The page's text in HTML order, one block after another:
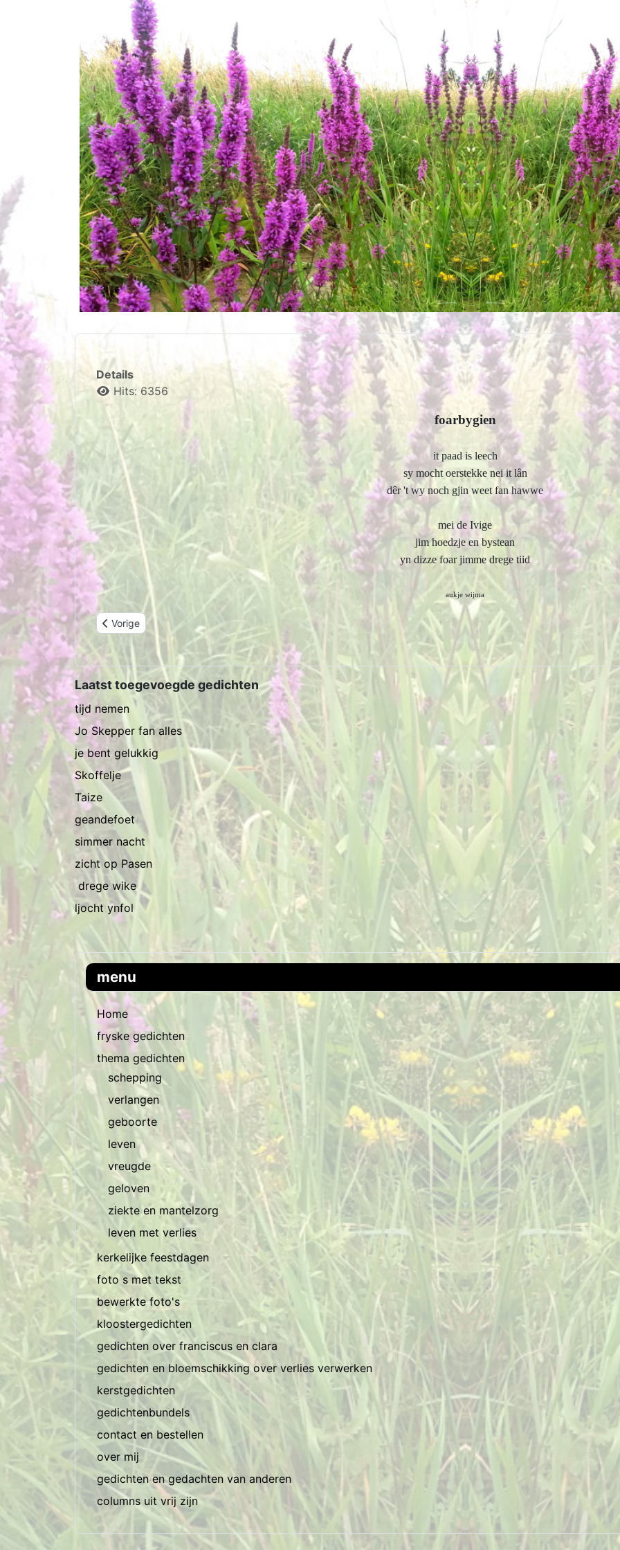
menu
Home
fryske gedichten
thema gedichten
schepping
verlangen
geboorte
leven
vreugde
geloven
ziekte en mantelzorg
leven met verlies
kerkelijke feestdagen
foto s met tekst
bewerkte foto's
kloostergedichten
gedichten over franciscus en clara
gedichten en bloemschikking over verlies verwerken
kerstgedichten
gedichtenbundels
contact en bestellen
over mij
gedichten en gedachten van anderen
columns uit vrij zijn
Details
Hits: 6356
foarbygien
it paad is leech
sy mocht oerstekke nei it lân
dêr 't wy noch gjin weet fan hawwe
mei de Ivige
jim hoedzje en bystean
yn dizze foar jimme drege tiid
aukje wijma
Vorig artikel: foar myn mem
Vorige
Laatst toegevoegde gedichten
tijd nemen
Jo Skepper fan alles
je bent gelukkig
Skoffelje
Taize
geandefoet
simmer nacht
zicht op Pasen
drege wike
ljocht ynfol